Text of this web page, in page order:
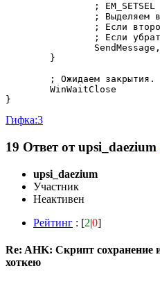
}
Гифка:3
19 Ответ отupsi_daezium
upsi_daezium
Участник
Неактивен
Рейтинг : [2|0]
Re: AHK: Скрипт сохранение
хоткею